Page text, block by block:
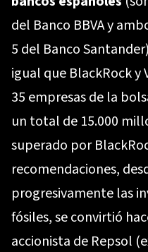
del Banco BBVA y
5 del Banco
igual que BlackRock y
35 empresas de la
un total de 15.000
superado por
recomendaciones,
progresivamente las
fósiles, se convirtió
accionista de Repsol